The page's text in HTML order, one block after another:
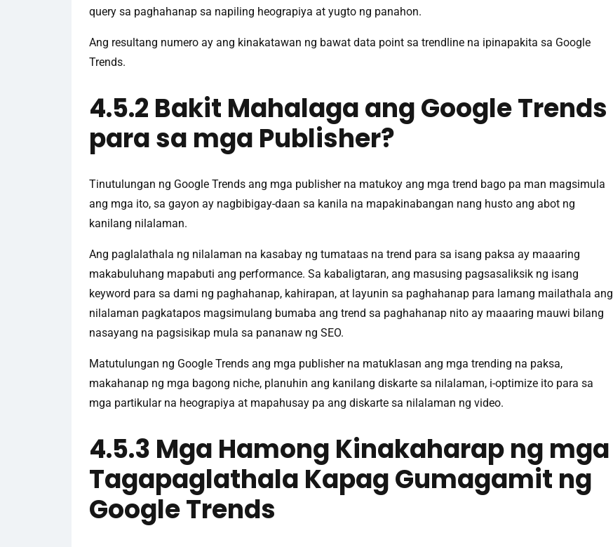
query sa paghahanap sa napiling heograpiya at yugto ng panahon.
Ang resultang numero ay ang kinakatawan ng bawat data point sa trendline na ipinapakita sa Google
Trends.
4.5.2 Bakit Mahalaga ang Google Trends
para sa mga Publisher?
Tinutulungan ng Google Trends ang mga publisher na matukoy ang mga trend bago pa man magsimula
ang mga ito, sa gayon ay nagbibigay-daan sa kanila na mapakinabangan nang husto ang abot ng
kanilang nilalaman.
Ang paglalathala ng nilalaman na kasabay ng tumataas na trend para sa isang paksa ay maaaring
makabuluhang mapabuti ang performance. Sa kabaligtaran, ang masusing pagsasaliksik ng isang
keyword para sa dami ng paghahanap, kahirapan, at layunin sa paghahanap para lamang mailathala ang
nilalaman pagkatapos magsimulang bumaba ang trend sa paghahanap nito ay maaaring mauwi bilang
nasayang na pagsisikap mula sa pananaw ng SEO.
Matutulungan ng Google Trends ang mga publisher na matuklasan ang mga trending na paksa,
makahanap ng mga bagong niche, planuhin ang kanilang diskarte sa nilalaman, i-optimize ito para sa
mga partikular na heograpiya at mapahusay pa ang diskarte sa nilalaman ng video.
4.5.3 Mga Hamong Kinakaharap ng mga
Tagapaglathala Kapag Gumagamit ng
Google Trends